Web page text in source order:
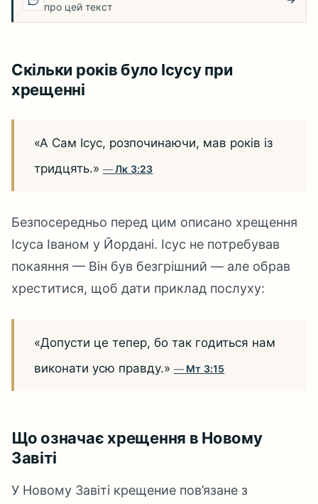
про цей текст
Скільки років було Ісусу при
хрещенні
«А Сам Ісус, розпочинаючи, мав років із
тридцять.»
Лк 3:23
Безпосередньо перед цим описано хрещення
Ісуса Іваном у Йордані. Ісус не потребував
покаяння — Він був безгрішний — але обрав
хреститися, щоб дати приклад послуху:
«Допусти це тепер, бо так годиться нам
виконати усю правду.»
Мт 3:15
Що означає хрещення в Новому
Завіті
У Новому Завіті крещение пов’язане з